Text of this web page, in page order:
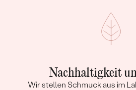
Nachhaltigkeit
Wir stellen Schmuck aus im